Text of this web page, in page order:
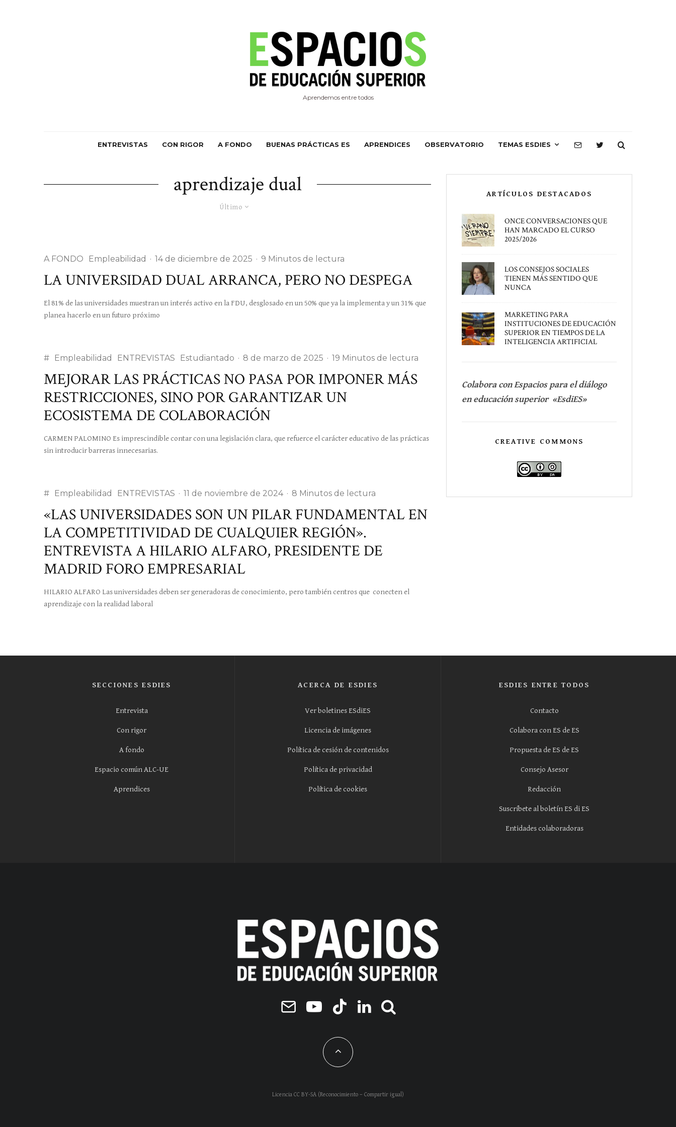
Aprendemos entre todos
ENTREVISTAS CON RIGOR A FONDO BUENAS PRÁCTICAS ES APRENDICES OBSERVATORIO TEMAS ESDIES
aprendizaje dual
Último
A FONDO Empleabilidad · 14 de diciembre de 2025 · 9 Minutos de lectura
LA UNIVERSIDAD DUAL ARRANCA, PERO NO DESPEGA
El 81% de las universidades muestran un interés activo en la FDU, desglosado en un 50% que ya la implementa y un 31% que
planea hacerlo en un futuro próximo
# Empleabilidad ENTREVISTAS Estudiantado · 8 de marzo de 2025 · 19 Minutos de lectura
MEJORAR LAS PRÁCTICAS NO PASA POR IMPONER MÁS
RESTRICCIONES, SINO POR GARANTIZAR UN
ECOSISTEMA DE COLABORACIÓN
CARMEN PALOMINO Es imprescindible contar con una legislación clara, que refuerce el carácter educativo de las prácticas
sin introducir barreras innecesarias.
# Empleabilidad ENTREVISTAS · 11 de noviembre de 2024 · 8 Minutos de lectura
«LAS UNIVERSIDADES SON UN PILAR FUNDAMENTAL EN
LA COMPETITIVIDAD DE CUALQUIER REGIÓN».
ENTREVISTA A HILARIO ALFARO, PRESIDENTE DE
MADRID FORO EMPRESARIAL
HILARIO ALFARO Las universidades deben ser generadoras de conocimiento, pero también centros que conecten el
aprendizaje con la realidad laboral
ARTÍCULOS DESTACADOS
ONCE CONVERSACIONES QUE
HAN MARCADO EL CURSO
2025/2026
LOS CONSEJOS SOCIALES
TIENEN MÁS SENTIDO QUE
NUNCA
MARKETING PARA
INSTITUCIONES DE EDUCACIÓN
SUPERIOR EN TIEMPOS DE LA
INTELIGENCIA ARTIFICIAL
Colabora con Espacios para el diálogo
en educación superior «EsdiES»
CREATIVE COMMONS
SECCIONES ESDIES
Entrevista
Con rigor
A fondo
Espacio común ALC-UE
Aprendices
ACERCA DE ESDIES
Ver boletines ESdiES
Licencia de imágenes
Política de cesión de contenidos
Política de privacidad
Política de cookies
ESDIES ENTRE TODOS
Contacto
Colabora con ES de ES
Propuesta de ES de ES
Consejo Asesor
Redacción
Suscríbete al boletín ES di ES
Entidades colaboradoras
Licencia CC BY-SA (Reconocimiento – Compartir igual)